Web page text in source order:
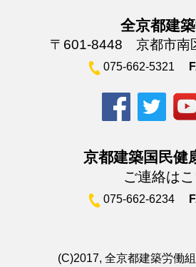
全京都建
〒601-8448 京都市南
075-662-5321
京都建築国民健
ご連絡は
075-662-6234
(C)2017, 全京都建築労働